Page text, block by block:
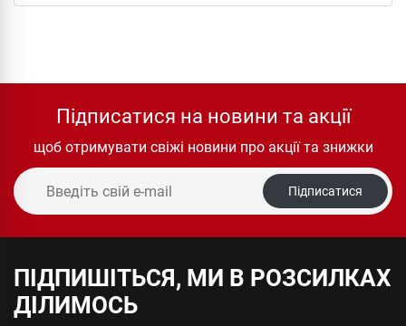
Підписатися на новини та акції
щоб отримувати свіжі новини про акції та знижки
Підписатися
ПІДПИШІТЬСЯ, МИ В РОЗСИЛКАХ
ДІЛИМОСЬ